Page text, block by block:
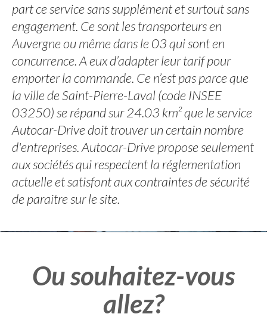
part ce service sans supplément et surtout sans
engagement. Ce sont les transporteurs en
Auvergne ou même dans le 03 qui sont en
concurrence. A eux d’adapter leur tarif pour
emporter la commande. Ce n’est pas parce que
la ville de Saint-Pierre-Laval (code INSEE
03250) se répand sur 24.03 km² que le service
Autocar-Drive doit trouver un certain nombre
d'entreprises. Autocar-Drive propose seulement
aux sociétés qui respectent la réglementation
actuelle et satisfont aux contraintes de sécurité
de paraitre sur le site.
Ou souhaitez-vous
allez?